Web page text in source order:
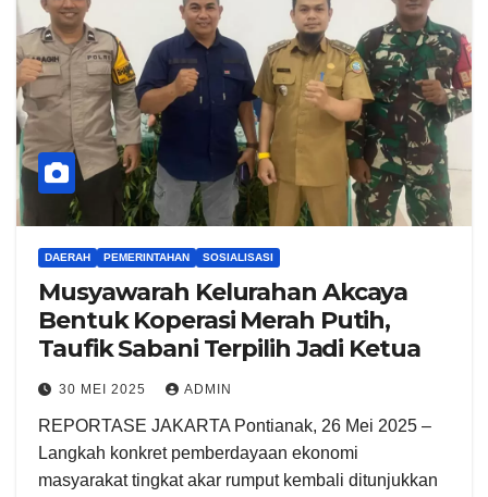
DAERAH PEMERINTAHAN SOSIALISASI
Musyawarah Kelurahan Akcaya
Bentuk Koperasi Merah Putih,
Taufik Sabani Terpilih Jadi Ketua
30 MEI 2025 ADMIN
REPORTASE JAKARTA Pontianak, 26 Mei 2025 –
Langkah konkret pemberdayaan ekonomi
masyarakat tingkat akar rumput kembali ditunjukkan